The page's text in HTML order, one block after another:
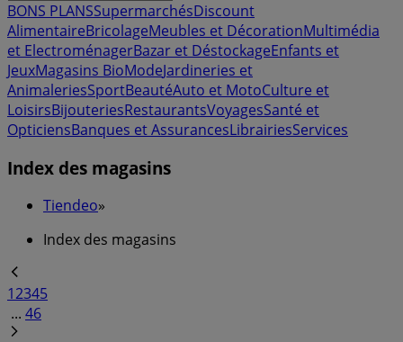
BONS PLANSSupermarchésDiscount
AlimentaireBricolageMeubles et DécorationMultimédia
et ElectroménagerBazar et DéstockageEnfants et
JeuxMagasins BioModeJardineries et
AnimaleriesSportBeautéAuto et MotoCulture et
LoisirsBijouteriesRestaurantsVoyagesSanté et
OpticiensBanques et AssurancesLibrairiesServices
Index des magasins
Tiendeo»
Index des magasins
12345
... 46